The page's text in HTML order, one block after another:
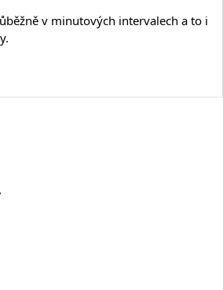
v minutových intervalech a to i